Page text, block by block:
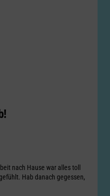
nach Hause war alles toll
Hab danach gegessen,